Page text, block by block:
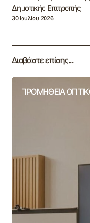
Δημοτικής Επιτροπής
30 Ιουλίου 2026
Διαβάστε επίσης...
ΠΡΟΜΗΘΕΙΑ